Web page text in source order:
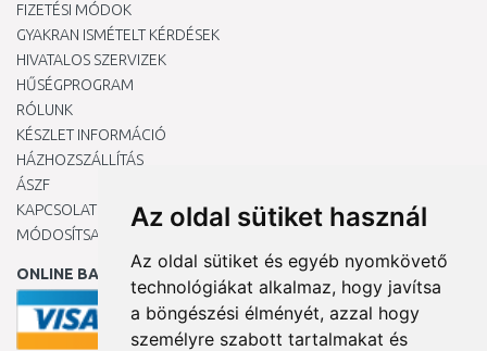
Az oldal sütiket használ
Az oldal sütiket és egyéb nyomkövető
technológiákat alkalmaz, hogy javítsa
a böngészési élményét, azzal hogy
személyre szabott tartalmakat és
FIZETÉSI MÓDOK
GYAKRAN ISMÉTELT KÉRDÉSEK
HIVATALOS SZERVIZEK
HŰSÉGPROGRAM
RÓLUNK
KÉSZLET INFORMÁCIÓ
HÁZHOZSZÁLLÍTÁS
ÁSZF
KAPCSOLAT
MÓDOSÍTSA A COOKIE-BEÁLLÍTÁSAIMAT
ONLINE BANKKÁRTYÁVAL